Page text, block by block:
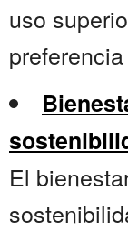
uso
El